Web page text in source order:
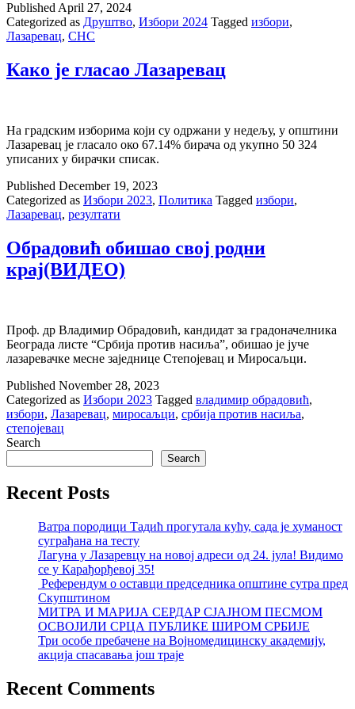
коалициони
партнерима
Published April 27, 2024
Categorized as Друштво, Избори 2024 Tagged избори,
Лазаревац, СНС
Како је гласао Лазаревац
На градским изборима који су одржани у недељу, у општини
Лазаревац је гласало око 67.14% бирача од укупно 50 324
уписаних у бирачки списак.
Published December 19, 2023
Categorized as Избори 2023, Политика Tagged избори,
Лазаревац, резултати
Обрадовић обишао свој родни
крај(ВИДЕО)
Проф. др Владимир Обрадовић, кандидат за градоначелника
Београда листе “Србија против насиља”, обишао је јуче
лазаревачке месне заједнице Степојевац и Миросаљци.
Published November 28, 2023
Categorized as Избори 2023 Tagged владимир обрадовић,
избори, Лазаревац, миросаљци, србија против насиља,
степојевац
Search
Search
Recent Posts
Ватра породици Тадић прогутала кућу, сада је хуманост
суграђана на тесту
Лагуна у Лазаревцу на новој адреси од 24. јула! Видимо
се у Карађорђевој 35!
Референдум о оставци председника општине сутра пред
Скупштином
МИТРА И МАРИЈА СЕРДАР СЈАЈНОМ ПЕСМОМ
ОСВОЈИЛИ СРЦА ПУБЛИКЕ ШИРОМ СРБИЈЕ
Три особе пребачене на Војномедицинску академију,
акција спасавања још траје
Recent Comments